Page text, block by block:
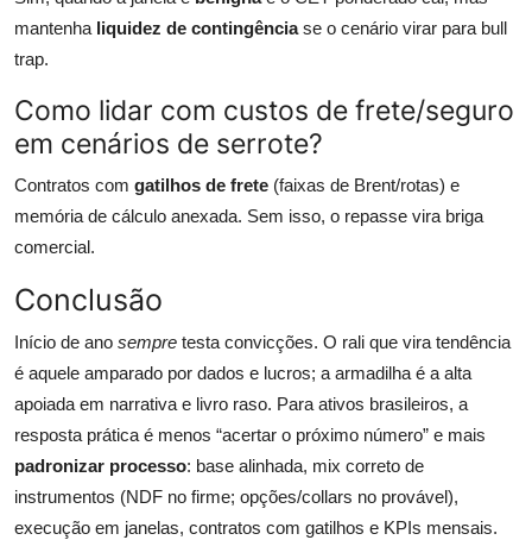
mantenha liquidez de contingênciase o cenário virar para bull
trap.
Como lidar com custos de frete/seguro
em cenários de serrote?
Contratos com gatilhos de frete (faixas de Brent/rotas) e
memória de cálculo anexada. Sem isso, o repasse vira briga
comercial.
Conclusão
Início de ano sempre testa convicções. O rali que vira tendência
é aquele amparado por dados e lucros; a armadilha é a alta
apoiada em narrativa e livro raso. Para ativos brasileiros, a
resposta prática é menos “acertar o próximo número” e mais
padronizar processo: base alinhada, mix correto de
instrumentos (NDF no firme; opções/collars no provável),
execução em janelas, contratos com gatilhos e KPIs mensais.